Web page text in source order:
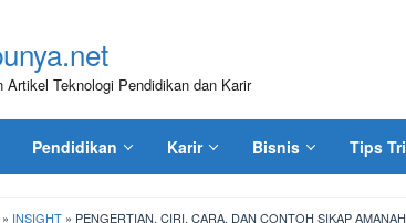
Artikel Teknologi Pendidikan dan Karir
Pendidikan Karir Bisnis Tips
» INSIGHT » PENGERTIAN, CIRI, CARA, DAN CONTOH SIKAP